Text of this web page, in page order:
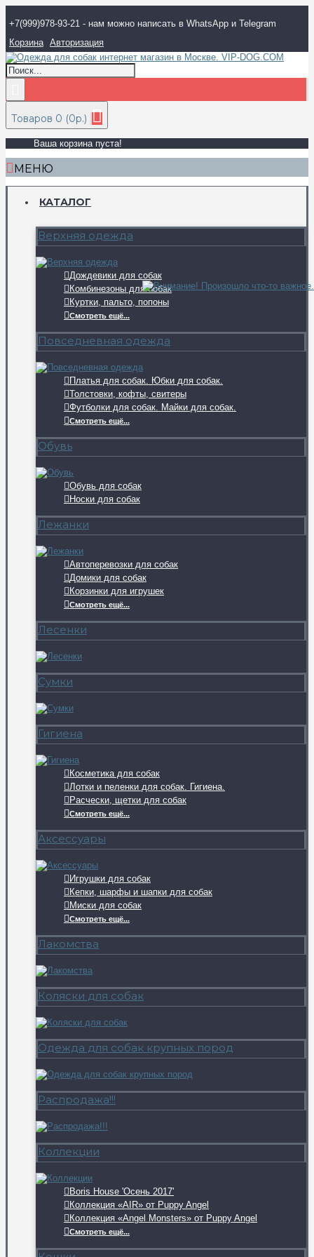
+7(999)978-93-21 - нам можно написать в WhatsApp и Telegram
Корзина Авторизация
Товаров 0 (0р.)
Ваша корзина пуста!
МЕНЮ
КАТАЛОГ
Верхняя одежда
Дождевики для собак
Комбинезоны для собак
Куртки, пальто, попоны
Смотреть ещё...
Повседневная одежда
Платья для собак. Юбки для собак.
Толстовки, кофты, свитеры
Футболки для собак. Майки для собак.
Смотреть ещё...
Обувь
Обувь для собак
Носки для собак
Лежанки
Автоперевозки для собак
Домики для собак
Корзинки для игрушек
Смотреть ещё...
Лесенки
Сумки
Гигиена
Косметика для собак
Лотки и пеленки для собак. Гигиена.
Расчески, щетки для собак
Смотреть ещё...
Аксессуары
Игрушки для собак
Кепки, шарфы и шапки для собак
Миски для собак
Смотреть ещё...
Лакомства
Коляски для собак
Одежда для собак крупных пород
Распродажа!!!
Коллекции
Boris House 'Осень 2017'
Коллекция «AIR» от Puppy Angel
Коллекция «Angel Monsters» от Puppy Angel
Смотреть ещё...